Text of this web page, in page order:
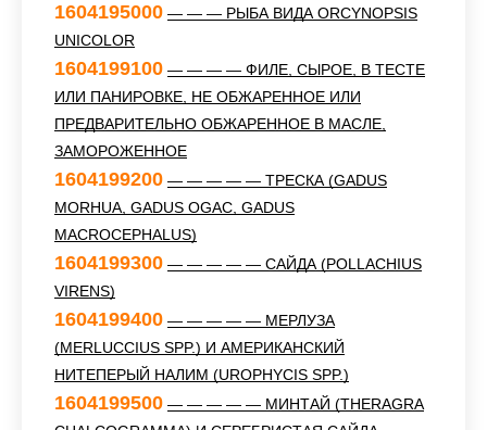
1604195000 — — — РЫБА ВИДА ORCYNOPSIS
UNICOLOR
1604199100 — — — — ФИЛЕ, СЫРОЕ, В ТЕСТЕ
ИЛИ ПАНИРОВКЕ, НЕ ОБЖАРЕННОЕ ИЛИ
ПРЕДВАРИТЕЛЬНО ОБЖАРЕННОЕ В МАСЛЕ,
ЗАМОРОЖЕННОЕ
1604199200 — — — — — ТРЕСКА (GADUS
MORHUA, GADUS OGAC, GADUS
MACROCEPHALUS)
1604199300 — — — — — САЙДА (POLLACHIUS
VIRENS)
1604199400 — — — — — МЕРЛУЗА
(MERLUCCIUS SPP.) И АМЕРИКАНСКИЙ
НИТЕПЕРЫЙ НАЛИМ (UROPHYCIS SPP.)
1604199500 — — — — — МИНТАЙ (THERAGRA